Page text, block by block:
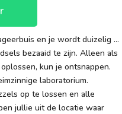
en je wordt duizelig …
bezaaid te zijn. Alleen als
kun je ontsnappen.
laboratorium.
op te lossen en alle
jullie uit de locatie waar